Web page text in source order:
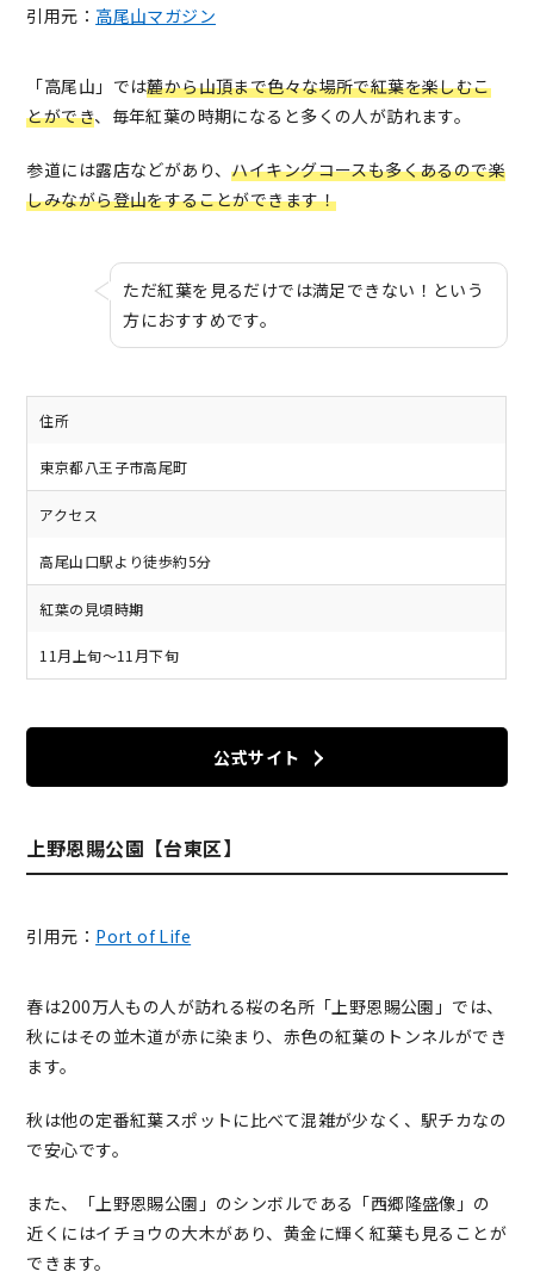
引用元： 高尾山マガジン
「高尾山」では麓から山頂まで色々な場所で紅葉を楽しむこ
とができ、毎年紅葉の時期になると多くの人が訪れます。
参道には露店などがあり、ハイキングコースも多くあるので楽
しみながら登山をすることができます！
ただ紅葉を見るだけでは満足できない！という
方におすすめです。
住所
東京都八王子市高尾町
アクセス
高尾山口駅より徒歩約5分
紅葉の見頃時期
11月上旬～11月下旬
公式サイト
上野恩賜公園【台東区】
引用元： Port of Life
春は200万人もの人が訪れる桜の名所「上野恩賜公園」では、
秋にはその並木道が赤に染まり、赤色の紅葉のトンネルができ
ます。
秋は他の定番紅葉スポットに比べて混雑が少なく、駅チカなの
で安心です。
また、「上野恩賜公園」のシンボルである「西郷隆盛像」の
近くにはイチョウの大木があり、黄金に輝く紅葉も見ることが
できます。